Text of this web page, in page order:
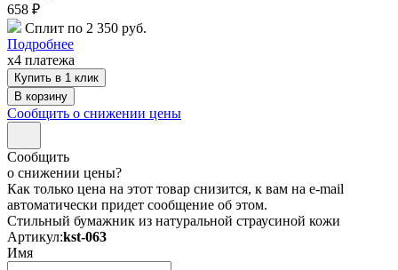
658 ₽
Сплит по 2 350 руб.
Подробнее
x4 платежа
Купить в 1 клик
Сообщить о снижении цены
Сообщить
о снижении цены?
Как только цена на этот товар снизится, к вам на e-mail
автоматически придет сообщение об этом.
Стильный бумажник из натуральной страусиной кожи
Артикул:kst-063
Имя